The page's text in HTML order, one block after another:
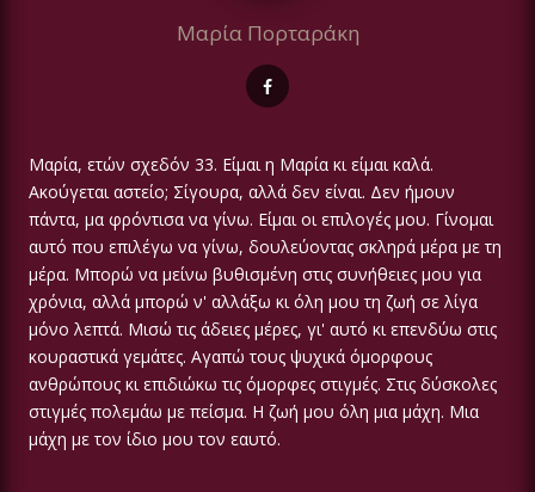
Μαρία Πορταράκη
Μαρία, ετών σχεδόν 33. Είμαι η Μαρία κι είμαι καλά.
Ακούγεται αστείο; Σίγουρα, αλλά δεν είναι. Δεν ήμουν
πάντα, μα φρόντισα να γίνω. Είμαι οι επιλογές μου. Γίνομαι
αυτό που επιλέγω να γίνω, δουλεύοντας σκληρά μέρα με τη
μέρα. Μπορώ να μείνω βυθισμένη στις συνήθειες μου για
χρόνια, αλλά μπορώ ν' αλλάξω κι όλη μου τη ζωή σε λίγα
μόνο λεπτά. Μισώ τις άδειες μέρες, γι' αυτό κι επενδύω στις
κουραστικά γεμάτες. Αγαπώ τους ψυχικά όμορφους
ανθρώπους κι επιδιώκω τις όμορφες στιγμές. Στις δύσκολες
στιγμές πολεμάω με πείσμα. Η ζωή μου όλη μια μάχη. Μια
μάχη με τον ίδιο μου τον εαυτό.